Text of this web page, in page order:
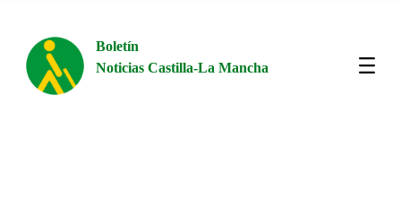
Boletín
Noticias Castilla-La Mancha